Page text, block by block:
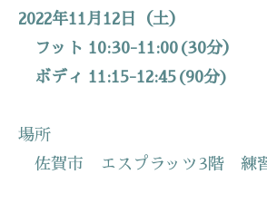
2022年11月12日（土）
フット 10:30-11:00(30分）
ボディ 11:15-12:45(90分)
場所
佐賀市 エスプラッツ3階 練